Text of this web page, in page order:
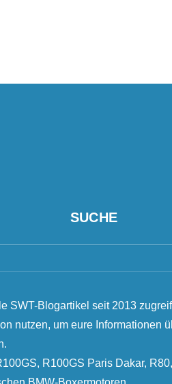
SUCHE
SWT-Blogartikel seit 2013
nutzen, um eure Informationen
R100GS Paris Dakar,